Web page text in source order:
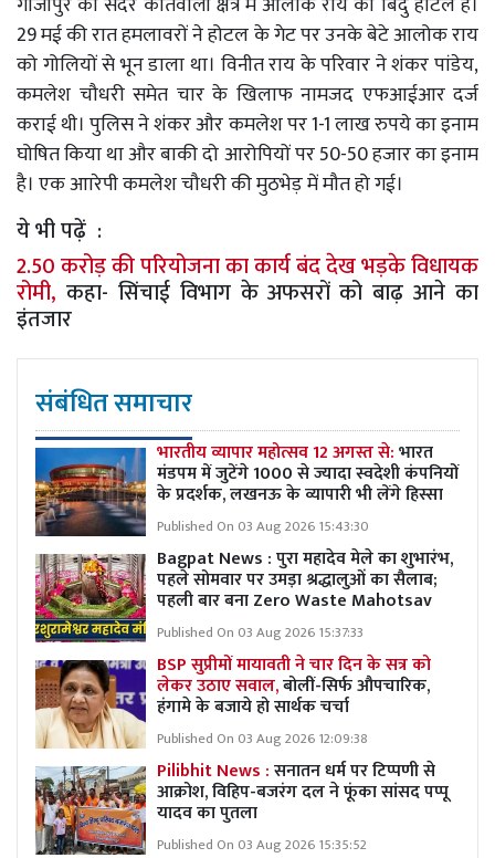
29 मई की रात हमलावरों ने होटल के गेट पर उनके बेटे आलोक राय
को गोलियों से भून डाला था। विनीत राय के परिवार ने शंकर पांडेय,
कमलेश चौधरी समेत चार के खिलाफ नामजद एफआईआर दर्ज
कराई थी। पुलिस ने शंकर और कमलेश पर 1-1 लाख रुपये का इनाम
घोषित किया था और बाकी दो आरोपियों पर 50-50 हजार का इनाम
है। एक आारेपी कमलेश चौधरी की मुठभेड़ में मौत हो गई।
ये भी पढ़ें :
2.50 करोड़ की परियोजना का कार्य बंद देख भड़के विधायक
रोमी, कहा- सिंचाई विभाग के अफसरों को बाढ़ आने का
इंतजार
संबंधित समाचार
भारतीय व्यापार महोत्सव 12 अगस्त से:भारत
मंडपम में जुटेंगे 1000 से ज्यादा स्वदेशी कंपनियों
के प्रदर्शक, लखनऊ के व्यापारी भी लेंगे हिस्सा
Published On 03 Aug 2026 15:43:30
Bagpat News : पुरा महादेव मेले का शुभारंभ,
पहले सोमवार पर उमड़ा श्रद्धालुओं का सैलाब;
पहली बार बना Zero Waste Mahotsav
Published On 03 Aug 2026 15:37:33
BSP सुप्रीमों मायावती ने चार दिन के सत्र को
लेकर उठाए सवाल,बोलीं-सिर्फ औपचारिक,
हंगामे के बजाये हो सार्थक चर्चा
Published On 03 Aug 2026 12:09:38
Pilibhit News :सनातन धर्म पर टिप्पणी से
आक्रोश, विहिप-बजरंग दल ने फूंका सांसद पप्पू
यादव का पुतला
Published On 03 Aug 2026 15:35:52